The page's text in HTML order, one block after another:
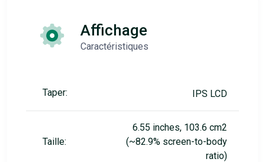
Affichage
Caractéristiques
Taper: IPS LCD
Taille:
6.55 inches, 103.6 cm2
(~82.9% screen-to-body
ratio)